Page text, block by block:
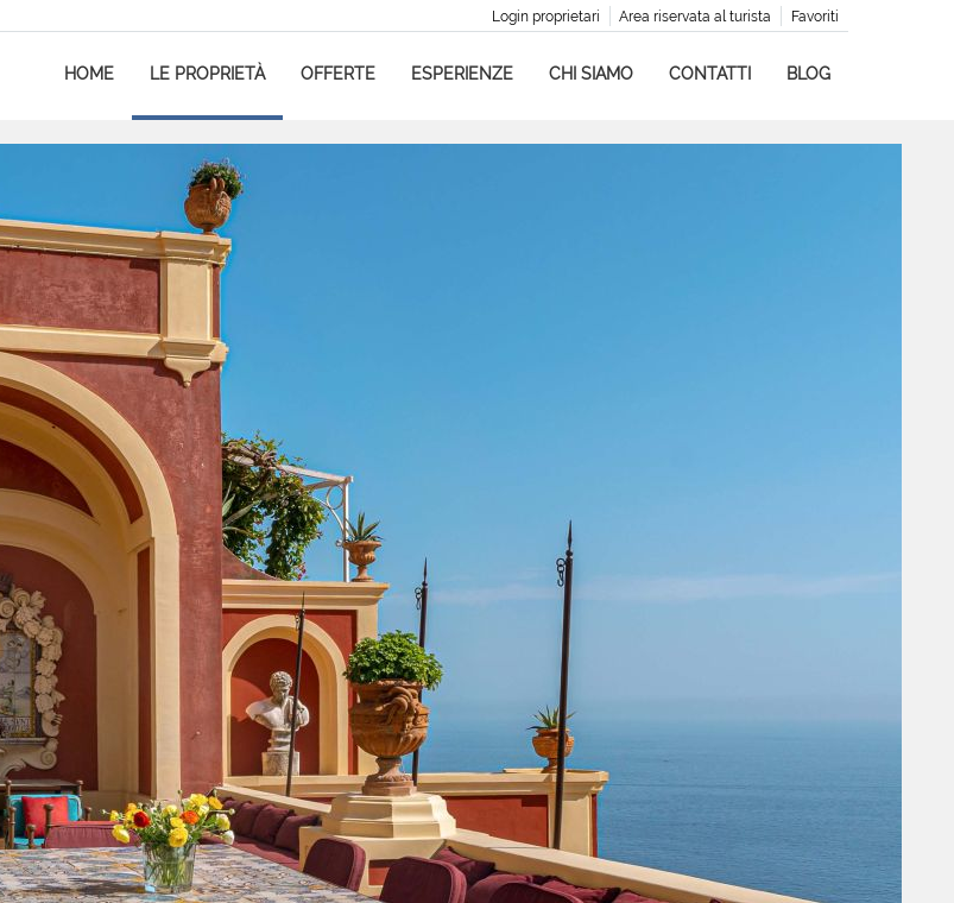
Favoriti
Area riservata al turista
Login proprietari
HOME LE PROPRIETÀ OFFERTE ESPERIENZE CHI SIAMO CONTATTI BLOG